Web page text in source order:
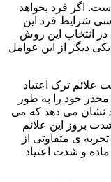
اگر فرد بخواهد
شرایط فرد این
در انتخاب این روش
دیگر از این عوامل
علائم ترک اعتیاد
خود را به طور
نشان می دهد که می
بروز این علائم
ی متفاوتی از
و شدت اعتیاد